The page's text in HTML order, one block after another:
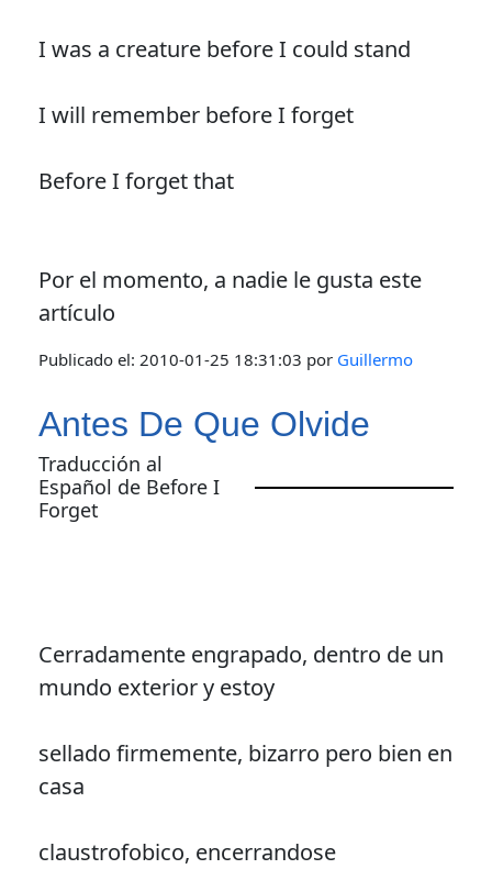
I was a creature before I could stand
I will remember before I forget
Before I forget that
Por el momento, a nadie le gusta este
artículo
Publicado el: 2010-01-25 18:31:03 por Guillermo
Antes De Que Olvide
Traducción al
Español de Before I
Forget
Cerradamente engrapado, dentro de un
mundo exterior y estoy
sellado firmemente, bizarro pero bien en
casa
claustrofobico, encerrandose